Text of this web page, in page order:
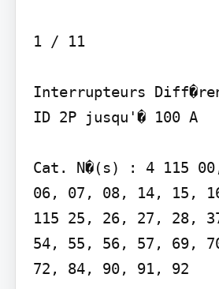
1 / 11
Interrupteurs
ID 2P jusqu'� 100 A
Cat. N�(s) : 4 115
06, 07, 08, 14, 15,
115 25, 26, 27, 28,
54, 55, 56, 57, 69,
72, 84, 90, 91, 92